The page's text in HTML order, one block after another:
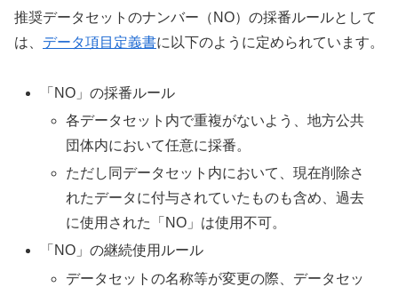
推奨データセットのナンバー（NO）の採番ルールとして
は、 データ項目定義書に以下のように定められています。
「NO」の採番ルール
各データセット内で重複がないよう、地方公共
団体内において任意に採番。
ただし同データセット内において、現在削除さ
れたデータに付与されていたものも含め、過去
に使用された「NO」は使用不可。
「NO」の継続使用ルール
データセットの名称等が変更の際、データセッ